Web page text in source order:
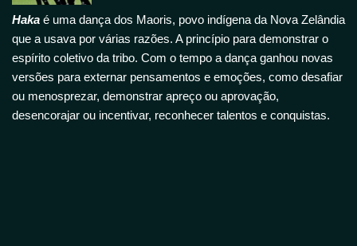
Haka é uma dança dos Maoris, povo indígena da Nova Zelândia
que a usava por várias razões. A princípio para demonstrar o
espírito coletivo da tribo. Com o tempo a dança ganhou novas
versões para externar pensamentos e emoções, como desafiar
ou menosprezar, demonstrar apreço ou aprovação,
desencorajar ou incentivar, reconhecer talentos e conquistas.